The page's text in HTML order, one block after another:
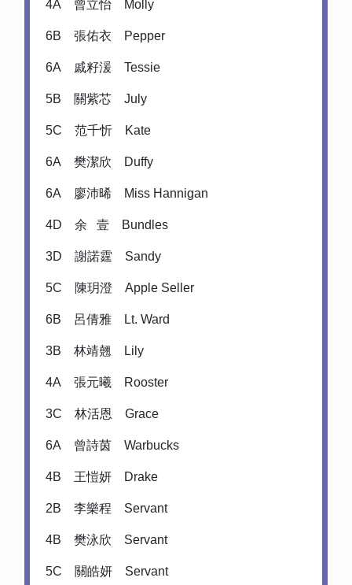
4A 曾立怡 Molly
6B 張佑衣 Pepper
6A 戚籽湲 Tessie
5B 關紫芯 July
5C 范千忻 Kate
6A 樊潔欣 Duffy
6A 廖沛晞 Miss Hannigan
4D 余 壹 Bundles
3D 謝諾霆 Sandy
5C 陳玥澄 Apple Seller
6B 呂倩雅 Lt. Ward
3B 林靖翹 Lily
4A 張元曦 Rooster
3C 林活恩 Grace
6A 曾詩茵 Warbucks
4B 王愷妍 Drake
2B 李樂程 Servant
4B 樊泳欣 Servant
5C 關皓妍 Servant